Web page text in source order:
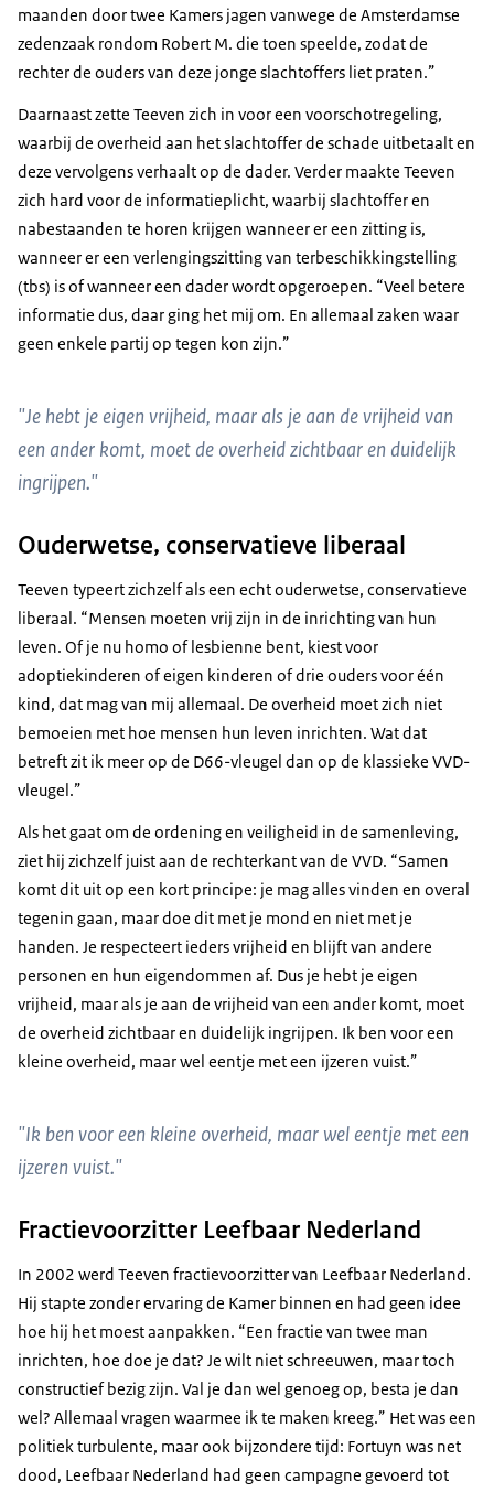
maanden door twee Kamers jagen vanwege de Amsterdamse
zedenzaak rondom Robert M. die toen speelde, zodat de
rechter de ouders van deze jonge slachtoffers liet praten.”
Daarnaast zette Teeven zich in voor een voorschotregeling,
waarbij de overheid aan het slachtoffer de schade uitbetaalt en
deze vervolgens verhaalt op de dader. Verder maakte Teeven
zich hard voor de informatieplicht, waarbij slachtoffer en
nabestaanden te horen krijgen wanneer er een zitting is,
wanneer er een verlengingszitting van terbeschikkingstelling
(tbs) is of wanneer een dader wordt opgeroepen. “Veel betere
informatie dus, daar ging het mij om. En allemaal zaken waar
geen enkele partij op tegen kon zijn.”
"Je hebt je eigen vrijheid, maar als je aan de vrijheid van
een ander komt, moet de overheid zichtbaar en duidelijk
ingrijpen."
Ouderwetse, conservatieve liberaal
Teeven typeert zichzelf als een echt ouderwetse, conservatieve
liberaal. “Mensen moeten vrij zijn in de inrichting van hun
leven. Of je nu homo of lesbienne bent, kiest voor
adoptiekinderen of eigen kinderen of drie ouders voor één
kind, dat mag van mij allemaal. De overheid moet zich niet
bemoeien met hoe mensen hun leven inrichten. Wat dat
betreft zit ik meer op de D66-vleugel dan op de klassieke VVD-
vleugel.”
Als het gaat om de ordening en veiligheid in de samenleving,
ziet hij zichzelf juist aan de rechterkant van de VVD. “Samen
komt dit uit op een kort principe: je mag alles vinden en overal
tegenin gaan, maar doe dit met je mond en niet met je
handen. Je respecteert ieders vrijheid en blijft van andere
personen en hun eigendommen af. Dus je hebt je eigen
vrijheid, maar als je aan de vrijheid van een ander komt, moet
de overheid zichtbaar en duidelijk ingrijpen. Ik ben voor een
kleine overheid, maar wel eentje met een ijzeren vuist.”
"Ik ben voor een kleine overheid, maar wel eentje met een
ijzeren vuist."
Fractievoorzitter Leefbaar Nederland
In 2002 werd Teeven fractievoorzitter van Leefbaar Nederland.
Hij stapte zonder ervaring de Kamer binnen en had geen idee
hoe hij het moest aanpakken. “Een fractie van twee man
inrichten, hoe doe je dat? Je wilt niet schreeuwen, maar toch
constructief bezig zijn. Val je dan wel genoeg op, besta je dan
wel? Allemaal vragen waarmee ik te maken kreeg.” Het was een
politiek turbulente, maar ook bijzondere tijd: Fortuyn was net
dood, Leefbaar Nederland had geen campagne gevoerd tot